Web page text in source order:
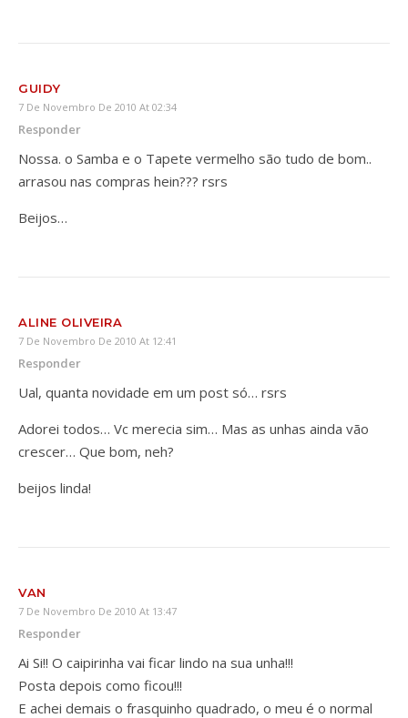
GUIDY
7 De Novembro De 2010 At 02:34
Responder
Nossa. o Samba e o Tapete vermelho são tudo de bom..
arrasou nas compras hein??? rsrs
Beijos…
ALINE OLIVEIRA
7 De Novembro De 2010 At 12:41
Responder
Ual, quanta novidade em um post só… rsrs
Adorei todos… Vc merecia sim… Mas as unhas ainda vão
crescer… Que bom, neh?
beijos linda!
VAN
7 De Novembro De 2010 At 13:47
Responder
Ai Si!! O caipirinha vai ficar lindo na sua unha!!!
Posta depois como ficou!!!
E achei demais o frasquinho quadrado, o meu é o normal